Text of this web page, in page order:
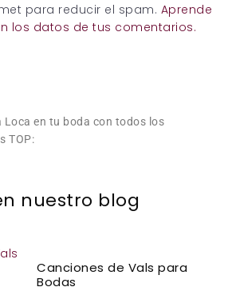
para reducir el spam. Aprende
los datos de tus comentarios.
Loca en tu boda con todos los
TOP:
nuestro blog
Canciones de Vals para
Bodas